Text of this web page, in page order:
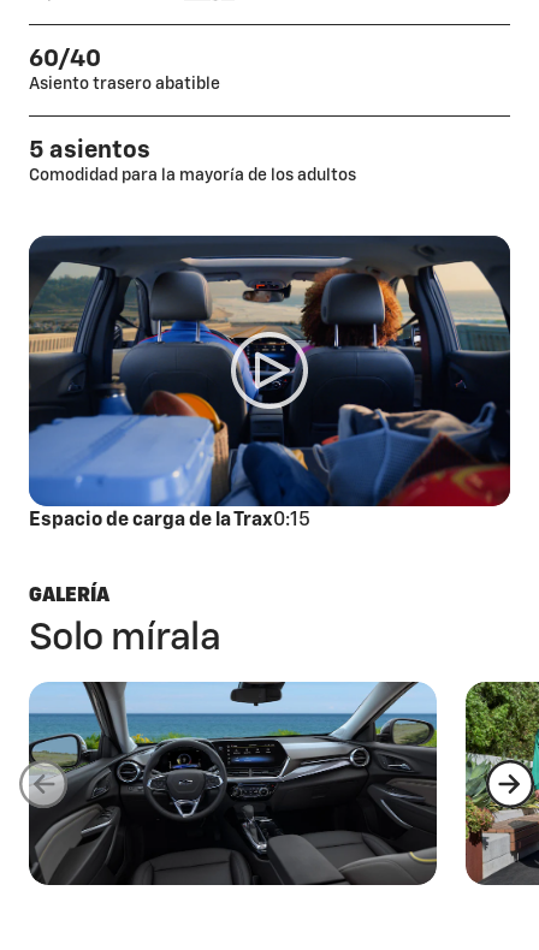
60/40
Asiento trasero abatible
5 asientos
Comodidad para la mayoría de los adultos
Espacio de carga de la Trax0:15
GALERÍA
Solo mírala